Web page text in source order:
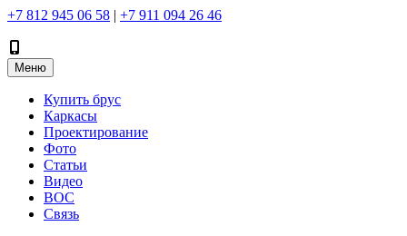
+7 812 945 06 58 | +7 911 094 26 46
Меню
Купить брус
Каркасы
Проектирование
Фото
Статьи
Видео
ВОС
Связь